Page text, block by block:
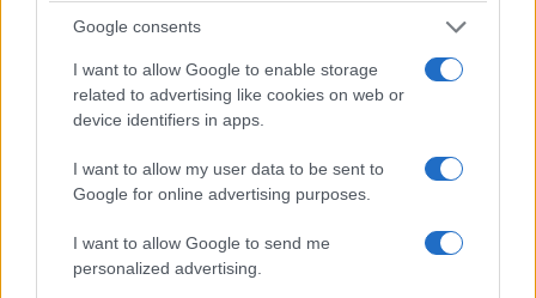
Google consents
I want to allow Google to enable storage
related to advertising like cookies on web or
device identifiers in apps.
I want to allow my user data to be sent to
Google for online advertising purposes.
I want to allow Google to send me
personalized advertising.